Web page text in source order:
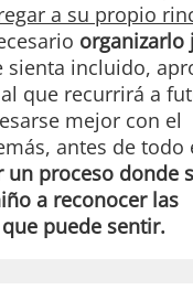
a su propio
organizarlo
sienta incluido,
que recurrirá a
mejor con el
antes de todo
un proceso donde
a reconocer las
puede sentir.